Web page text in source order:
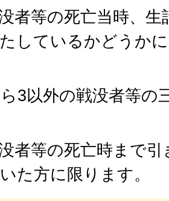
没者等の死亡当時、
しているかどうか
3以外の戦没者等の
没者等の死亡時まで
た方に限ります。